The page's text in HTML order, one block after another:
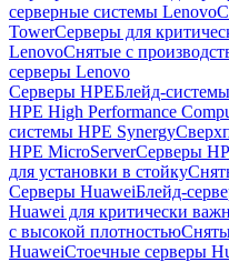
серверные системы Lenovo
TowerСерверы для
LenovoСнятые с
серверы Lenovo
Серверы HPEБлейд-
HPE High Performance
системы HPE Synergy
HPE MicroServerСерверы
для установки в стойку
Серверы HuaweiБлейд-
Huawei для критически
с высокой плотностью
HuaweiСтоечные серверы